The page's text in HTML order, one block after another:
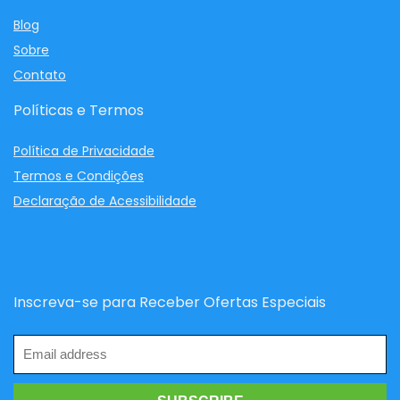
Blog
Sobre
Contato
Políticas e Termos
Política de Privacidade
Termos e Condições
Declaração de Acessibilidade
Inscreva-se para Receber Ofertas Especiais